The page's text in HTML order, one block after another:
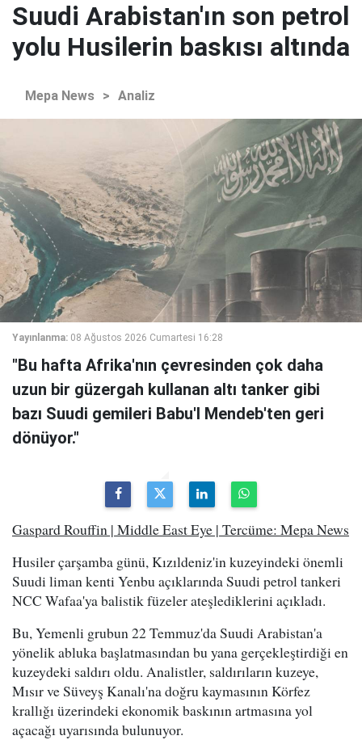
Suudi Arabistan'ın son petrol
yolu Husilerin baskısı altında
Mepa News > Analiz
Yayınlanma: 08 Ağustos 2026 Cumartesi 16:28
"Bu hafta Afrika'nın çevresinden çok daha
uzun bir güzergah kullanan altı tanker gibi
bazı Suudi gemileri Babu'l Mendeb'ten geri
dönüyor."
Gaspard Rouffin | Middle East Eye | Tercüme: Mepa News
Husiler çarşamba günü, Kızıldeniz'in kuzeyindeki önemli
Suudi liman kenti Yenbu açıklarında Suudi petrol tankeri
NCC Wafaa'ya balistik füzeler ateşlediklerini açıkladı.
Bu, Yemenli grubun 22 Temmuz'da Suudi Arabistan'a
yönelik abluka başlatmasından bu yana gerçekleştirdiği en
kuzeydeki saldırı oldu. Analistler, saldırıların kuzeye,
Mısır ve Süveyş Kanalı'na doğru kaymasının Körfez
krallığı üzerindeki ekonomik baskının artmasına yol
açacağı uyarısında bulunuyor.